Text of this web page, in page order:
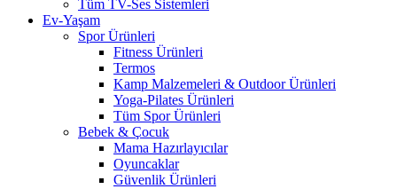
Tüm TV-Ses Sistemleri
Ev-Yaşam
Spor Ürünleri
Fitness Ürünleri
Termos
Kamp Malzemeleri & Outdoor Ürünleri
Yoga-Pilates Ürünleri
Tüm Spor Ürünleri
Bebek & Çocuk
Mama Hazırlayıcılar
Oyuncaklar
Güvenlik Ürünleri